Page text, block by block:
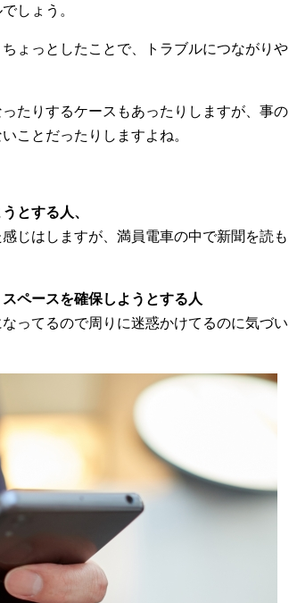
しょう。
ょっとしたことで、トラブルにつながりや
たりするケースもあったりしますが、事の
ことだったりしますよね。
とする人、
じはしますが、満員電車の中で新聞を読も
ペースを確保しようとする人
ってるので周りに迷惑かけてるのに気づい